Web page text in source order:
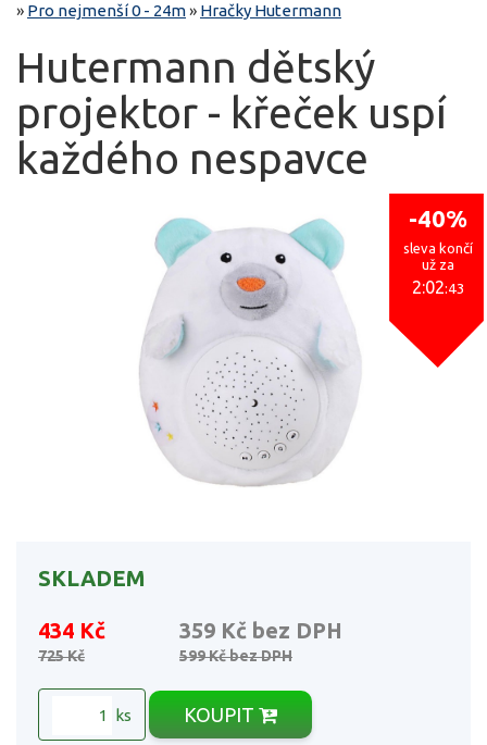
» Pro nejmenší 0 - 24m» Hračky Hutermann
Hutermann dětský
projektor - křeček uspí
každého nespavce
-40%
sleva končí
už za
2:02:43
SKLADEM
434 Kč 359 Kč bez DPH
725 Kč 599 Kčbez DPH
ks KOUPIT